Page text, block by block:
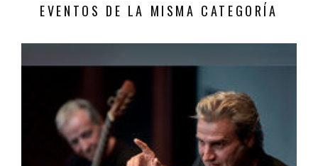
EVENTOS DE LA MISMA CATEGORÍA